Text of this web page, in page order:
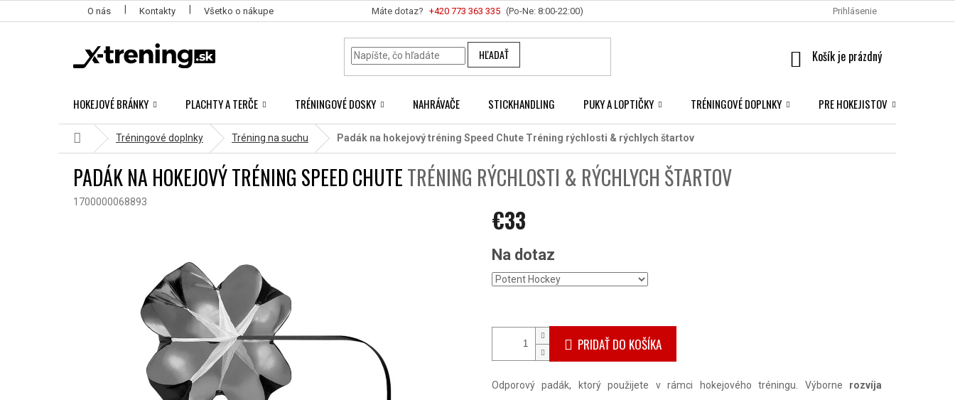
na
+420 ‭773 363 335
O nás Kontakty Všetko o nákupe Prihlásenie
HĽADAŤ
NÁKUPNÝ
HOKEJOVÉ BRÁNKY PLACHTY A TERČE TRÉNINGOVÉ DOSKY NAHRÁVAČE STICKHANDLING PUKY A LOPTIČKY TRÉNINGOVÉ DOPLNKY PRE HOKEJISTOV
DomovTréningové doplnky Tréning na suchu Padák na hokejový tréning Speed Chute Tréning rýchlosti & rýchlych štartov
PADÁK NA HOKEJOVÝ TRÉNING SPEED CHUTETRÉNING RÝCHLOSTI & RÝCHLYCH ŠTARTOV
1700000068893
€33
cena:
Na dotaz
PRIDAŤ DO KOŠÍKA
Odporový padák, ktorý použijete v rámci hokejového tréningu. Výborne rozvíja